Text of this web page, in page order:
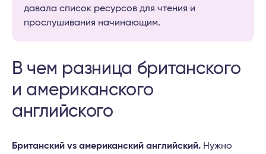
давала список ресурсов для чтения и
прослушивания начинающим.
В чем разница британского
и американского
английского
Британский vs американский английский. Нужно